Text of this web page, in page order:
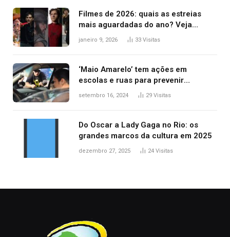
Filmes de 2026: quais as estreias
mais aguardadas do ano? Veja
principais lançamentos do cinema
janeiro 9, 2026 33 Visitas
‘Maio Amarelo’ tem ações em
escolas e ruas para prevenir
acidentes no trânsito no AP
setembro 16, 2024 29 Visitas
Do Oscar a Lady Gaga no Rio: os
grandes marcos da cultura em 2025
dezembro 27, 2025 24 Visitas